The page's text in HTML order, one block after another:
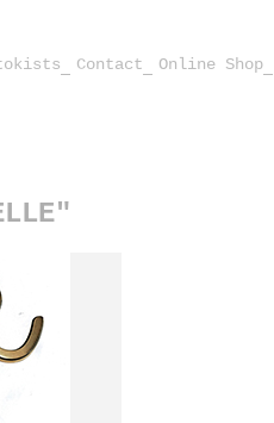
Contact Online Shop